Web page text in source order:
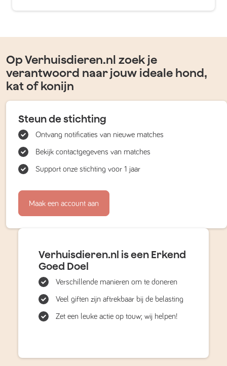
Op Verhuisdieren.nl zoek je
verantwoord naar jouw ideale hond,
kat of konijn
Steun de stichting
Ontvang notificaties van nieuwe matches
Bekijk contactgegevens van matches
Support onze stichting voor 1 jaar
Maak een account aan
Verhuisdieren.nl is een Erkend
Goed Doel
Verschillende manieren om te doneren
Veel giften zijn aftrekbaar bij de belasting
Zet een leuke actie op touw; wij helpen!